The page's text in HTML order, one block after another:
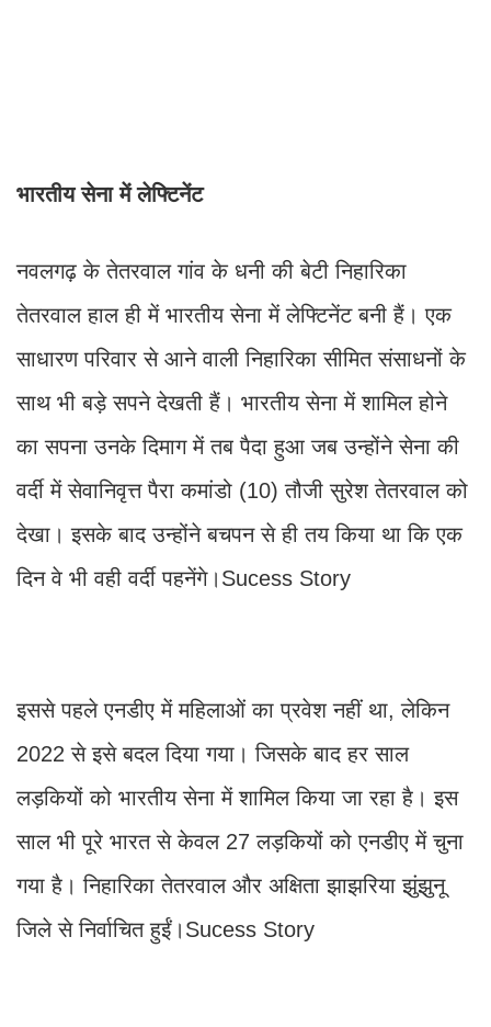
भारतीय सेना में लेफ्टिनेंट
नवलगढ़ के तेतरवाल गांव के धनी की बेटी निहारिका
तेतरवाल हाल ही में भारतीय सेना में लेफ्टिनेंट बनी हैं। एक
साधारण परिवार से आने वाली निहारिका सीमित संसाधनों के
साथ भी बड़े सपने देखती हैं। भारतीय सेना में शामिल होने
का सपना उनके दिमाग में तब पैदा हुआ जब उन्होंने सेना की
वर्दी में सेवानिवृत्त पैरा कमांडो (10) तौजी सुरेश तेतरवाल को
देखा। इसके बाद उन्होंने बचपन से ही तय किया था कि एक
दिन वे भी वही वर्दी पहनेंगे।Sucess Story
इससे पहले एनडीए में महिलाओं का प्रवेश नहीं था, लेकिन
2022 से इसे बदल दिया गया। जिसके बाद हर साल
लड़कियों को भारतीय सेना में शामिल किया जा रहा है। इस
साल भी पूरे भारत से केवल 27 लड़कियों को एनडीए में चुना
गया है। निहारिका तेतरवाल और अक्षिता झाझरिया झुंझुनू
जिले से निर्वाचित हुईं।Sucess Story